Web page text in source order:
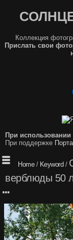
Коллекция
Прислать свои
При
При поддержке
Home/ Keyword /
верблюды 50